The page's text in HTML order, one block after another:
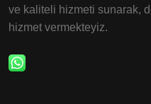
ve kaliteli hizmeti sunarak,
hizmet vermekteyiz.